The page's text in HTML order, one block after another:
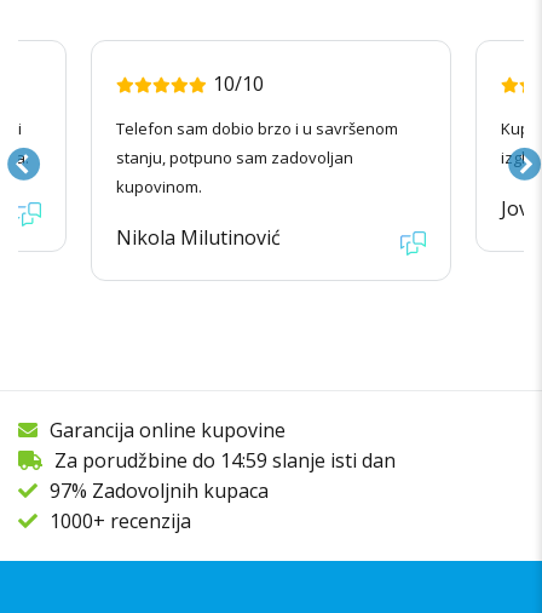
10/10
Telefon sam dobio brzo i u savršenom
stanju, potpuno sam zadovoljan
kupovinom.
Nikola Milutinović
Garancija online kupovine
Za porudžbine do 14:59 slanje isti dan
97% Zadovoljnih kupaca
1000+ recenzija